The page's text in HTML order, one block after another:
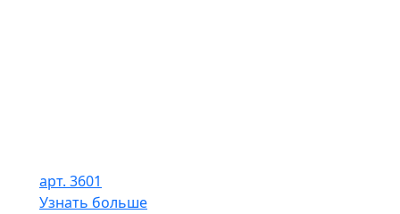
арт. 3601
Узнать больше